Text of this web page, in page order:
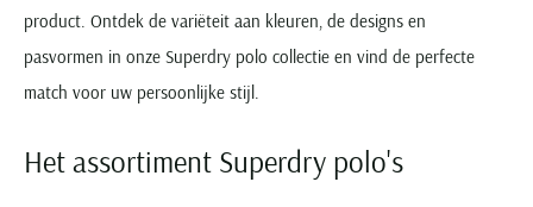
product. Ontdek de variëteit aan kleuren, de designs en
pasvormen in onze Superdry polo collectie en vind de perfecte
match voor uw persoonlijke stijl.
Het assortiment Superdry polo's